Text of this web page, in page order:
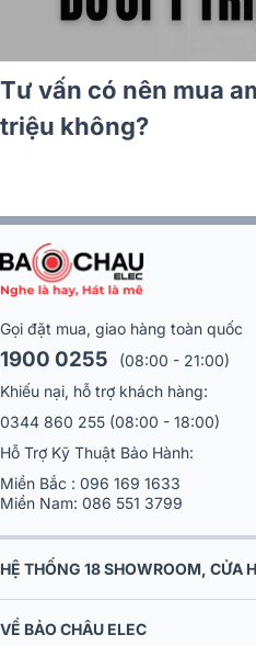
Tư vấn có nên mua
triệu không?
Gọi đặt mua, giao hàng toàn quốc
1900 0255
(08:00 - 21:00)
Khiếu nại, hỗ trợ khách hàng:
0344 860 255 (08:00 - 18:00)
Hỗ Trợ Kỹ Thuật Bảo Hành:
Miền Bắc : 096 169 1633
Miền Nam: 086 551 3799
HỆ THỐNG 18 SHOWROOM, CỬA
VỀ BẢO CHÂU ELEC